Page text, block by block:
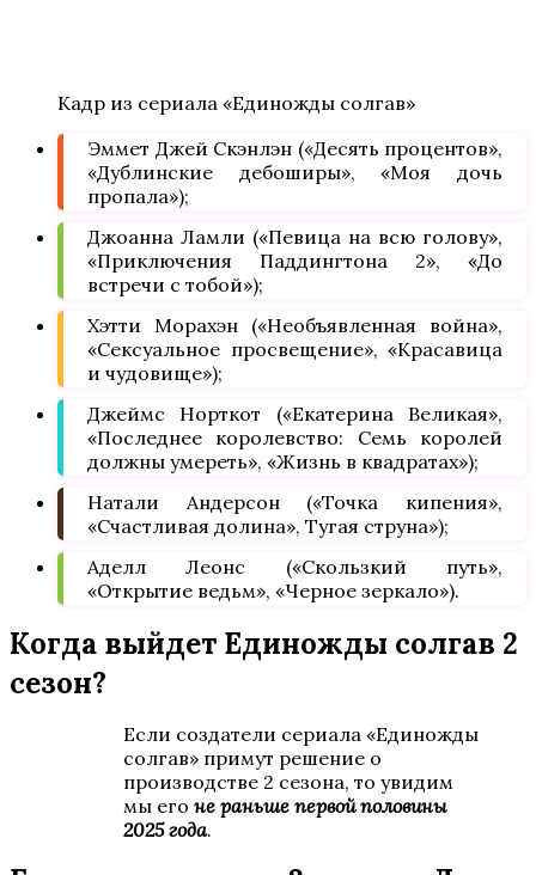
Кадр из сериала «Единожды солгав»
Эммет Джей Скэнлэн («Десять процентов»,
«Дублинские дебоширы», «Моя дочь
пропала»);
Джоанна Ламли («Певица на всю голову»,
«Приключения Паддингтона 2», «До
встречи с тобой»);
Хэтти Морахэн («Необъявленная война»,
«Сексуальное просвещение», «Красавица
и чудовище»);
Джеймс Норткот («Екатерина Великая»,
«Последнее королевство: Семь королей
должны умереть», «Жизнь в квадратах»);
Натали Андерсон («Точка кипения»,
«Счастливая долина», Тугая струна»);
Аделл Леонс («Скользкий путь»,
«Открытие ведьм», «Черное зеркало»).
Когда выйдет Единожды солгав 2
сезон?
Если создатели сериала «Единожды
солгав» примут решение о
производстве 2 сезона, то увидим
мы его не раньше первой половины
2025 года.